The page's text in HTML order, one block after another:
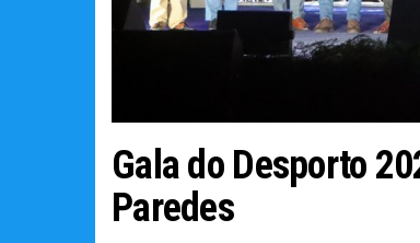
Gala do Desporto
Paredes